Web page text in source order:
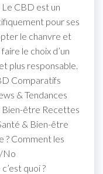
CBD est un
pour ses
le chanvre et
le choix d’un
plus responsable.
Comparatifs
& Tendances
Bien-être Recettes
& Bien-être
? Comment les
No
quoi ?